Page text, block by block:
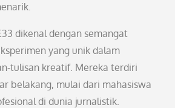
dikenal dengan semangat
yang unik dalam
tulisan kreatif. Mereka terdiri
belakang, mulai dari mahasiswa
di dunia jurnalistik.